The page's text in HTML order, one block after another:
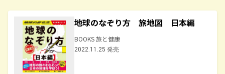
地球のなぞり方 旅地図 日本編
BOOKS 旅と健康
2022.11.25 発売